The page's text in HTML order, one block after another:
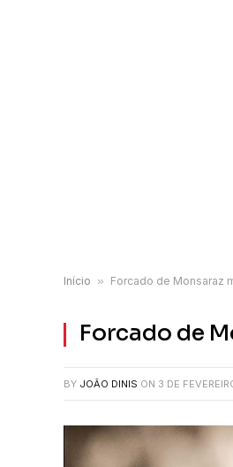
Início » Forcado de Monsaraz
Forcado de
BY JOÃO DINIS ON 3 DE